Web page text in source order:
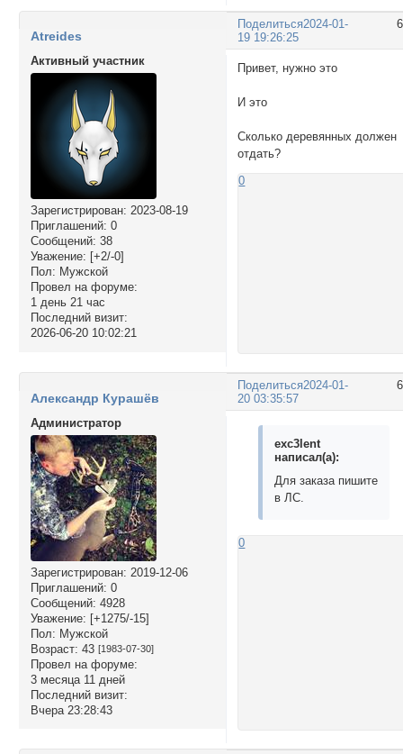
Поделиться2024-01-
19 19:26:25
Atreides
Активный участник
Зарегистрирован: 2023-08-19
Приглашений: 0
Сообщений: 38
Уважение: [+2/-0]
Пол: Мужской
Провел на форуме:
1 день 21 час
Последний визит:
2026-06-20 10:02:21
Привет, нужно это
И это
Сколько деревянных должен
отдать?
0
Поделиться2024-01-
20 03:35:57
Александр Курашёв
Администратор
Зарегистрирован: 2019-12-06
Приглашений: 0
Сообщений: 4928
Уважение: [+1275/-15]
Пол: Мужской
Возраст: 43 [1983-07-30]
Провел на форуме:
3 месяца 11 дней
Последний визит:
Вчера 23:28:43
exc3lent
написал(а):
Для заказа пишите
в ЛС.
0